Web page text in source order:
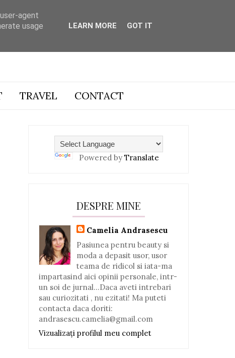
TRAVEL CONTACT
Powered by Translate
DESPRE MINE
Camelia Andrasescu
Pasiunea pentru beauty si
moda a depasit usor, usor
teama de ridicol si iata-ma
impartasind aici opinii personale, intr-
un soi de jurnal...Daca aveti intrebari
sau curiozitati , nu ezitati! Ma puteti
contacta daca doriti:
andrasescu.camelia@gmail.com
Vizualizați profilul meu complet
agent
usage
LEARN MORE GOT IT